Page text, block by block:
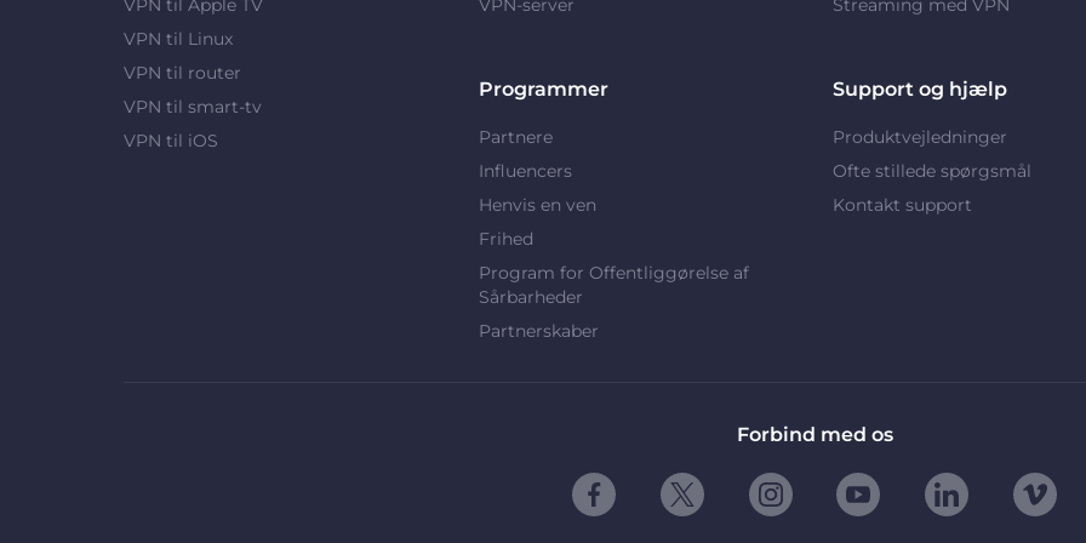
VPN til Linux
VPN til router
VPN til smart-tv
VPN til iOS
Programmer
Partnere
Influencers
Henvis en ven
Frihed
Program for Offentliggørelse af
Sårbarheder
Partnerskaber
Support og hjælp
Produktvejledninger
Ofte stillede spørgsmål
Kontakt support
Forbind med os